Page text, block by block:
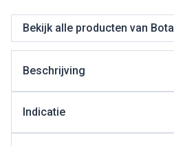
Bekijk alle producten van Bota
Beschrijving
Indicatie